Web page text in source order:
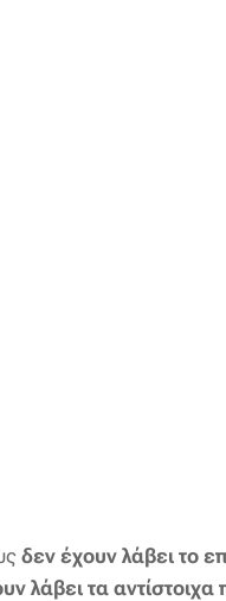
δεν έχουν λάβει το
λάβει τα